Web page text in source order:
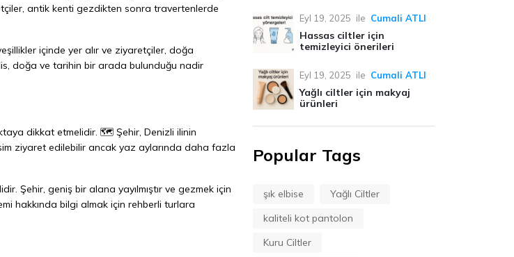
antik kenti gezdikten sonra travertenlerde
içinde yer alır ve ziyaretçiler, doğa
doğa ve tarihin bir arada bulunduğu nadir
dikkat etmelidir. 🗺️ Şehir, Denizli ilinin
ziyaret edilebilir ancak yaz aylarında daha fazla
Şehir, geniş bir alana yayılmıştır ve gezmek için
hakkında bilgi almak için rehberli turlara
Eyl 19, 2025 ile Cumali ATLI
Hassas ciltler için
temizleyici önerileri
Eyl 19, 2025 ile Cumali ATLI
Yağlı ciltler için makyaj
ürünleri
Popular Tags
şık elbise
Yağlı Ciltler
kaliteli kot pantolon
Kuru Ciltler